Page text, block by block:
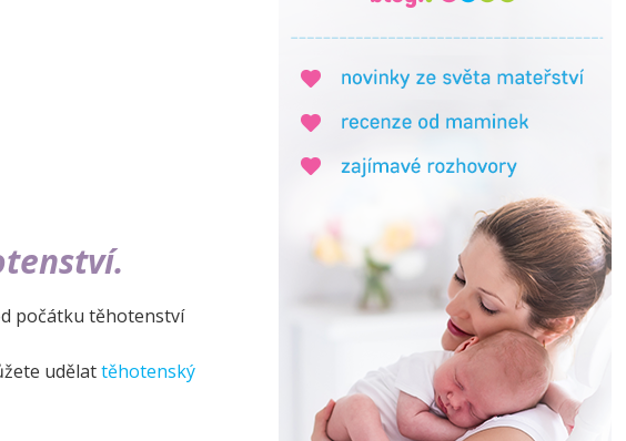
počátku těhotenství
udělattěhotenský